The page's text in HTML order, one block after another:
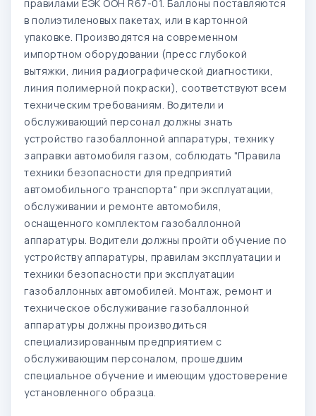
правилами ЕЭК ООН R67-01. Баллоны поставляются
в полиэтиленовых пакетах, или в картонной
упаковке. Производятся на современном
импортном оборудовании (пресс глубокой
вытяжки, линия радиографической диагностики,
линия полимерной покраски), соответствуют всем
техническим требованиям. Водители и
обслуживающий персонал должны знать
устройство газобаллонной аппаратуры, технику
заправки автомобиля газом, соблюдать "Правила
техники безопасности для предприятий
автомобильного транспорта" при эксплуатации,
обслуживании и ремонте автомобиля,
оснащенного комплектом газобаллонной
аппаратуры. Водители должны пройти обучение по
устройству аппаратуры, правилам эксплуатации и
техники безопасности при эксплуатации
газобаллонных автомобилей. Монтаж, ремонт и
техническое обслуживание газобаллонной
аппаратуры должны производиться
специализированным предприятием с
обслуживающим персоналом, прошедшим
специальное обучение и имеющим удостоверение
установленного образца.